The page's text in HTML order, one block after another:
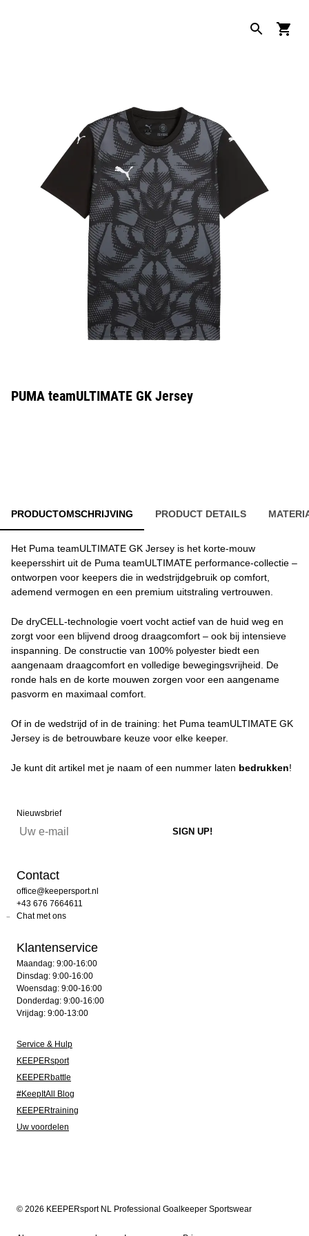
PUMA teamULTIMATE GK Jersey
PRODUCTOMSCHRIJVING PRODUCT DETAILS
Het Puma teamULTIMATE GK Jersey is het korte-mouw
keepersshirt uit de Puma teamULTIMATE performance-collectie –
ontworpen voor keepers die in wedstrijdgebruik op comfort,
ademend vermogen en een premium uitstraling vertrouwen.
De dryCELL-technologie voert vocht actief van de huid weg en
zorgt voor een blijvend droog draagcomfort – ook bij intensieve
inspanning. De constructie van 100% polyester biedt een
aangenaam draagcomfort en volledige bewegingsvrijheid. De
ronde hals en de korte mouwen zorgen voor een aangename
pasvorm en maximaal comfort.
Of in de wedstrijd of in de training: het Puma teamULTIMATE GK
Jersey is de betrouwbare keuze voor elke keeper.
Je kunt dit artikel met je naam of een nummer laten bedrukken!
Nieuwsbrief
Contact
office@keepersport.nl
+43 676 7664611
Chat met ons
Klantenservice
Maandag: 9:00-16:00
Dinsdag: 9:00-16:00
Woensdag: 9:00-16:00
Donderdag: 9:00-16:00
Vrijdag: 9:00-13:00
Service & Hulp
KEEPERsport
KEEPERbattle
#KeepItAll Blog
KEEPERtraining
Uw voordelen
© 2026 KEEPERsport NL Professional Goalkeeper Sportswear